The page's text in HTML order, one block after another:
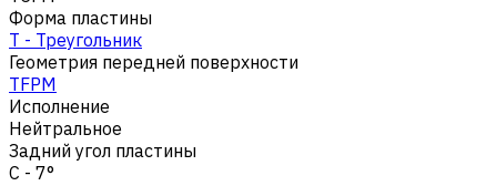
Форма пластины
T - Треугольник
Геометрия передней поверхности
TFPM
Исполнение
Нейтральное
Задний угол пластины
C - 7°